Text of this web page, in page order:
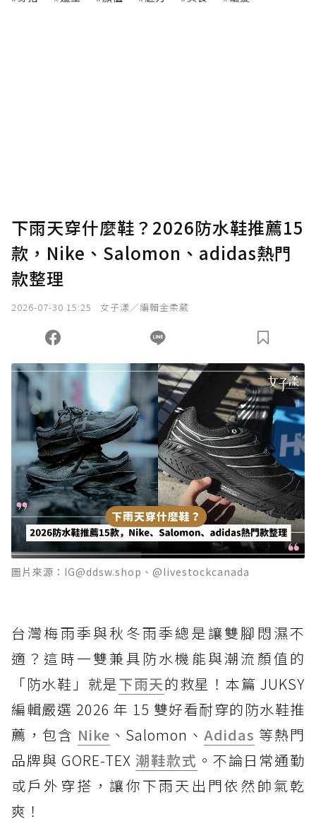
下雨天穿什麼鞋？2026防水鞋推薦15
款，Nike、Salomon、adidas熱門
款整理
2026-07-30 15:25 女子漾／編輯金柔葳
圖片來源：IG@ddsw.shop、@livestockcanada
台灣梅雨季與秋冬雨季總是讓雙腳悶濕不
適？這時一雙兼具防水機能與潮流顏值的
「防水鞋」就是下雨天的救星！本篇 JUKSY
編輯嚴選 2026 年 15 雙好看耐穿的防水鞋推
薦，包含 Nike 、Salomon、Adidas 等熱門
品牌與 GORE-TEX 潮鞋款式 。不論日常通勤
或戶外穿搭，讓你下雨天出門依然帥氣乾
爽！